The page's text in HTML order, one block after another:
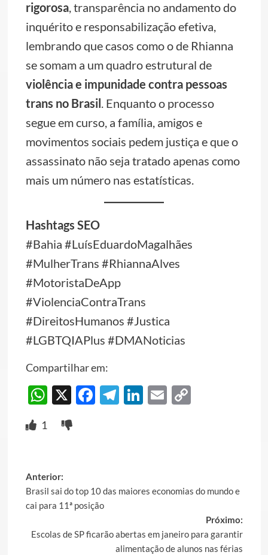
rigorosa, transparência no andamento do
inquérito e responsabilização efetiva,
lembrando que casos como o de Rhianna
se somam a um quadro estrutural de
violência e impunidade contra pessoas
trans no Brasil. Enquanto o processo
segue em curso, a família, amigos e
movimentos sociais pedem justiça e que o
assassinato não seja tratado apenas como
mais um número nas estatísticas.
Hashtags SEO
#Bahia #LuísEduardoMagalhães
#MulherTrans #RhiannaAlves
#MotoristaDeApp
#ViolenciaContraTrans
#DireitosHumanos #Justica
#LGBTQIAPlus #DMANoticias
Compartilhar em:
WhatsApp
X Facebook
Telegram
LinkedIn
EmailCopy
1
Post
navigation
Anterior:
Brasil sai do top 10 das maiores economias do mundo e
cai para 11ª posição
Próximo:
Escolas de SP ficarão abertas em janeiro para garantir
alimentação de alunos nas férias